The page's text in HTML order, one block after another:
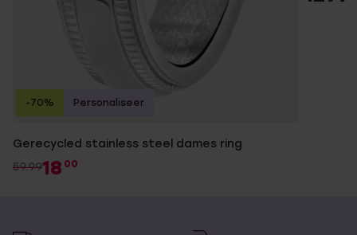
Gerecycled stainless steel dames ring
59.9918 00
-70% Personaliseer